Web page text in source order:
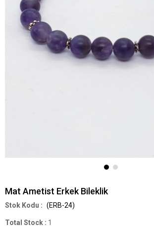
Mat Ametist Erkek Bileklik
(ERB-24)
Total Stock : 1